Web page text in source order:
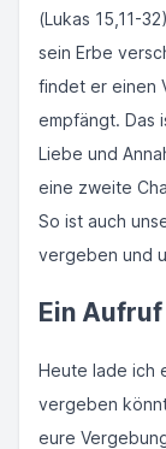
(Lukas 15,11-
sein Erbe
findet er einen
empfängt. Das
Liebe und
eine zweite
So ist auch
vergeben und
Ein
Heute lade ich
vergeben
eure